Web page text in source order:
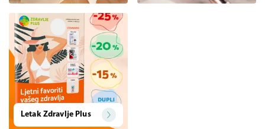
Letak Zdravlje Plus